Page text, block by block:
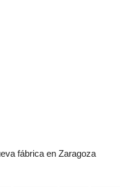
fábrica en Zaragoza